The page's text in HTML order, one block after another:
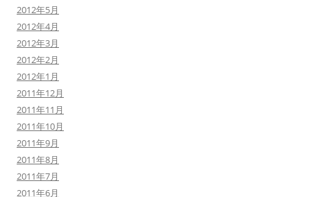
2012年5月
2012年4月
2012年3月
2012年2月
2012年1月
2011年12月
2011年11月
2011年10月
2011年9月
2011年8月
2011年7月
2011年6月